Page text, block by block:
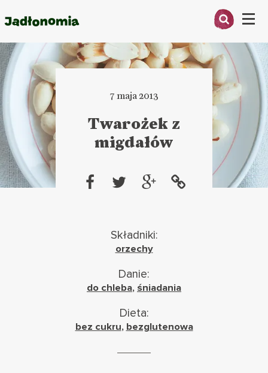
Menu
O MNIE
PRZEPISY
ARTYKUŁY
KSIĄŻKI
KONTAKT
7 maja 2013
Twarożek z
migdałów
Składniki:
orzechy
Danie:
do chleba, śniadania
Dieta:
bez cukru, bezglutenowa